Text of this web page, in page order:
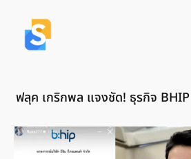
ฟลุค เกริกพล แจงชัด! ธุรกิจ